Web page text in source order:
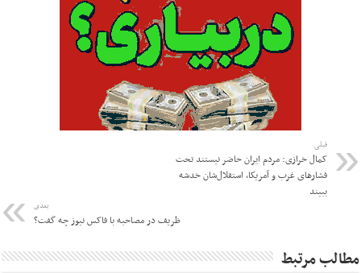
قبلی
کمال خرازی: مردم ایران حاضر نیستند تحت
فشارهای غرب و آمریکا،‌ استقلال‌شان خدشه
ببیند
بعدی
ظریف در مصاحبه با فاکس نیوز چه گفت؟
مطالب مرتبط